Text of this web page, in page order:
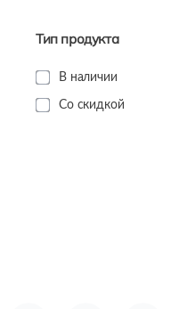
Тип продукта
В наличии
Со скидкой